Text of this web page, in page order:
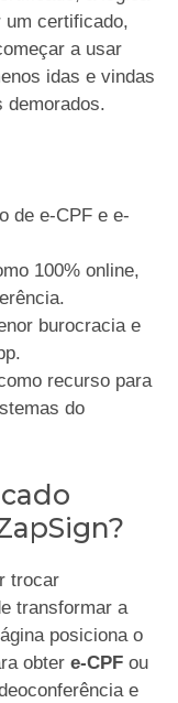
um certificado,
a usar
idas e vindas
demorados.
de e-CPF e e-
100% online,
burocracia e
recurso para
do
trocar
transformar a
posiciona o
obter e-CPF ou
e